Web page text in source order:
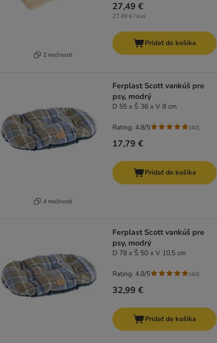
2 možností
27,49 €
27,49 € / kus
Pridať do košíka
4 možností
Ferplast Scott vankúš pre
psy, modrý
D 55 x Š 36 x V 8 cm
17,79 €
Rating: 4.8/5 (40)
Pridať do košíka
Ferplast Scott vankúš pre
psy, modrý
D 78 x Š 50 x V 10,5 cm
32,99 €
Rating: 4.8/5 (40)
Pridať do košíka